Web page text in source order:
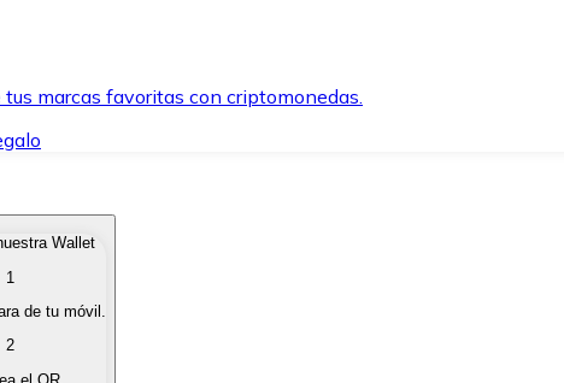
marcas favoritas con criptomonedas.
diferentes métodos de pago.
forma rápida y segura.
Wallet
1
de tu móvil.
2